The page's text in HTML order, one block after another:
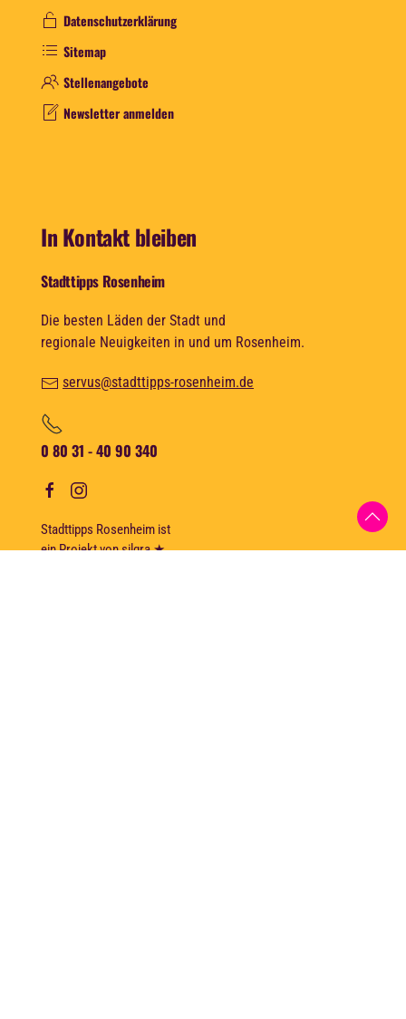
Datenschutzerklärung
Sitemap
Stellenangebote
Newsletter anmelden
In Kontakt bleiben
Stadttipps Rosenheim
Die besten Läden der Stadt und
regionale Neuigkeiten in und um Rosenheim.
servus@stadttipps-rosenheim.de
0 80 31 - 40 90 340
Stadttipps Rosenheim ist
ein Projekt vonsilgra★